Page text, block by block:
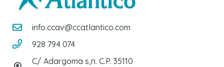
info.ccav@ccatlantico.com
928 794 074
C/ Adargoma s,n. C.P. 35110